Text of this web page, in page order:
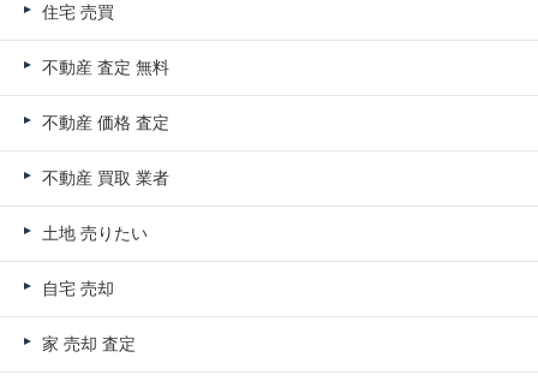
住宅 売買
不動産 査定 無料
不動産 価格 査定
不動産 買取 業者
土地 売りたい
自宅 売却
家 売却 査定